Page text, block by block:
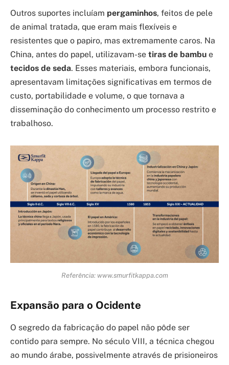
Outros suportes incluíam pergaminhos, feitos de pele
de animal tratada, que eram mais flexíveis e
resistentes que o papiro, mas extremamente caros. Na
China, antes do papel, utilizavam-se tiras de bambu e
tecidos de seda. Esses materiais, embora funcionais,
apresentavam limitações significativas em termos de
custo, portabilidade e volume, o que tornava a
disseminação do conhecimento um processo restrito e
trabalhoso.
Referência: www.smurfitkappa.com
Expansão para o Ocidente
O segredo da fabricação do papel não pôde ser
contido para sempre. No século VIII, a técnica chegou
ao mundo árabe, possivelmente através de prisioneiros